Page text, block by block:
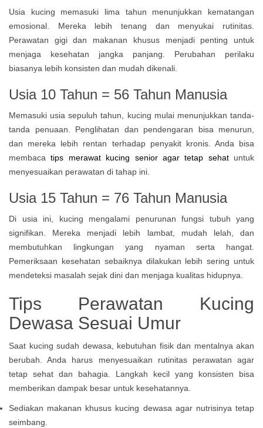
Usia kucing memasuki lima tahun menunjukkan kematangan
emosional. Mereka lebih tenang dan menyukai rutinitas.
Perawatan gigi dan makanan khusus menjadi penting untuk
menjaga kesehatan jangka panjang. Perubahan perilaku
biasanya lebih konsisten dan mudah dikenali.
Usia 10 Tahun = 56 Tahun Manusia
Memasuki usia sepuluh tahun, kucing mulai menunjukkan tanda-
tanda penuaan. Penglihatan dan pendengaran bisa menurun,
dan mereka lebih rentan terhadap penyakit kronis. Anda bisa
membaca tips merawat kucing senior agar tetap sehatuntuk
menyesuaikan perawatan di tahap ini.
Usia 15 Tahun = 76 Tahun Manusia
Di usia ini, kucing mengalami penurunan fungsi tubuh yang
signifikan. Mereka menjadi lebih lambat, mudah lelah, dan
membutuhkan lingkungan yang nyaman serta hangat.
Pemeriksaan kesehatan sebaiknya dilakukan lebih sering untuk
mendeteksi masalah sejak dini dan menjaga kualitas hidupnya.
Tips Perawatan Kucing
Dewasa Sesuai Umur
Saat kucing sudah dewasa, kebutuhan fisik dan mentalnya akan
berubah. Anda harus menyesuaikan rutinitas perawatan agar
tetap sehat dan bahagia. Langkah kecil yang konsisten bisa
memberikan dampak besar untuk kesehatannya.
Sediakan makanan khusus kucing dewasa agar nutrisinya tetap
seimbang.